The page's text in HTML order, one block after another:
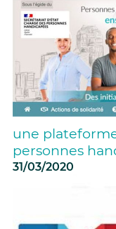
une
personnes
31/03/2020